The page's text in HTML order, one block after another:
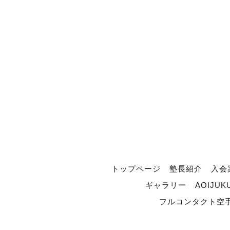
トップページ 塾長紹介
入
ギャラリー
フルコンタクト空